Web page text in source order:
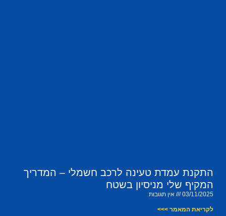
התקנת עמדת טעינה לרכב חשמלי – המדריך
המקיף שלי מניסיון בשטח
03/11/2025 אין תגובות
לקריאת המאמר >>>